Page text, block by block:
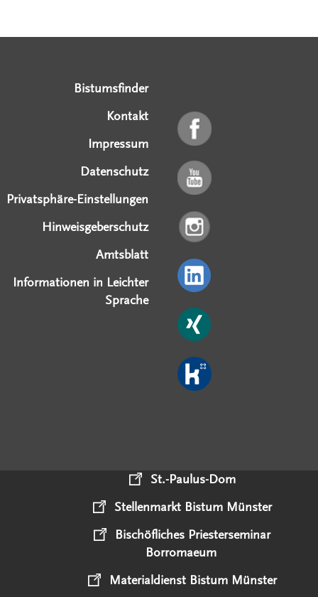
Bistumsfinder
Kontakt
Impressum
Datenschutz
Privatsphäre-Einstellungen
Hinweisgeberschutz
Amtsblatt
Informationen in Leichter
Sprache
St.-Paulus-Dom
Stellenmarkt Bistum Münster
Bischöfliches Priesterseminar
Borromaeum
Materialdienst Bistum Münster